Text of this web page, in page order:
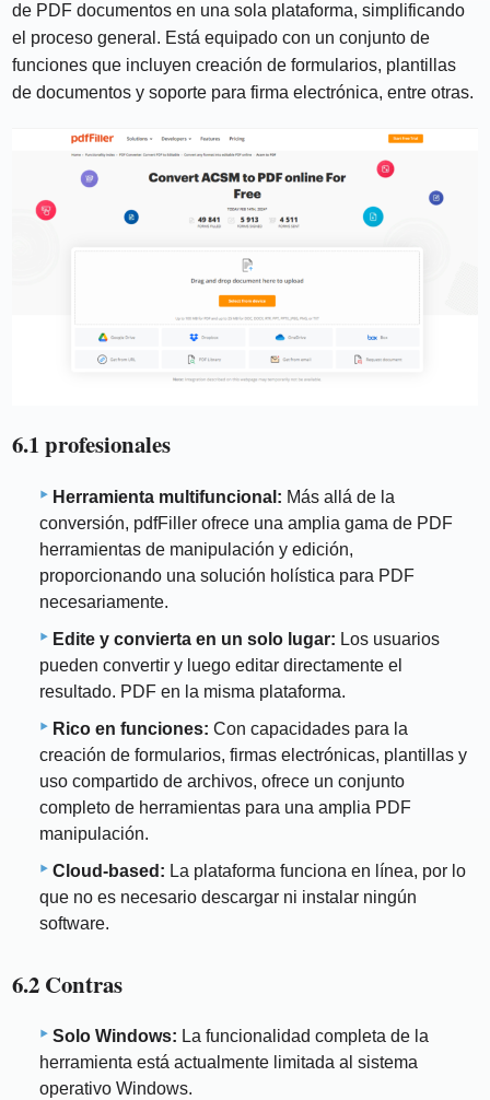
de PDF documentos en una sola plataforma, simplificando
el proceso general. Está equipado con un conjunto de
funciones que incluyen creación de formularios, plantillas
de documentos y soporte para firma electrónica, entre otras.
6.1 profesionales
Herramienta multifuncional: Más allá de la
conversión, pdfFiller ofrece una amplia gama de PDF
herramientas de manipulación y edición,
proporcionando una solución holística para PDF
necesariamente.
Edite y convierta en un solo lugar: Los usuarios
pueden convertir y luego editar directamente el
resultado. PDF en la misma plataforma.
Rico en funciones: Con capacidades para la
creación de formularios, firmas electrónicas, plantillas y
uso compartido de archivos, ofrece un conjunto
completo de herramientas para una amplia PDF
manipulación.
Cloud-based: La plataforma funciona en línea, por lo
que no es necesario descargar ni instalar ningún
software.
6.2 Contras
Solo Windows: La funcionalidad completa de la
herramienta está actualmente limitada al sistema
operativo Windows.